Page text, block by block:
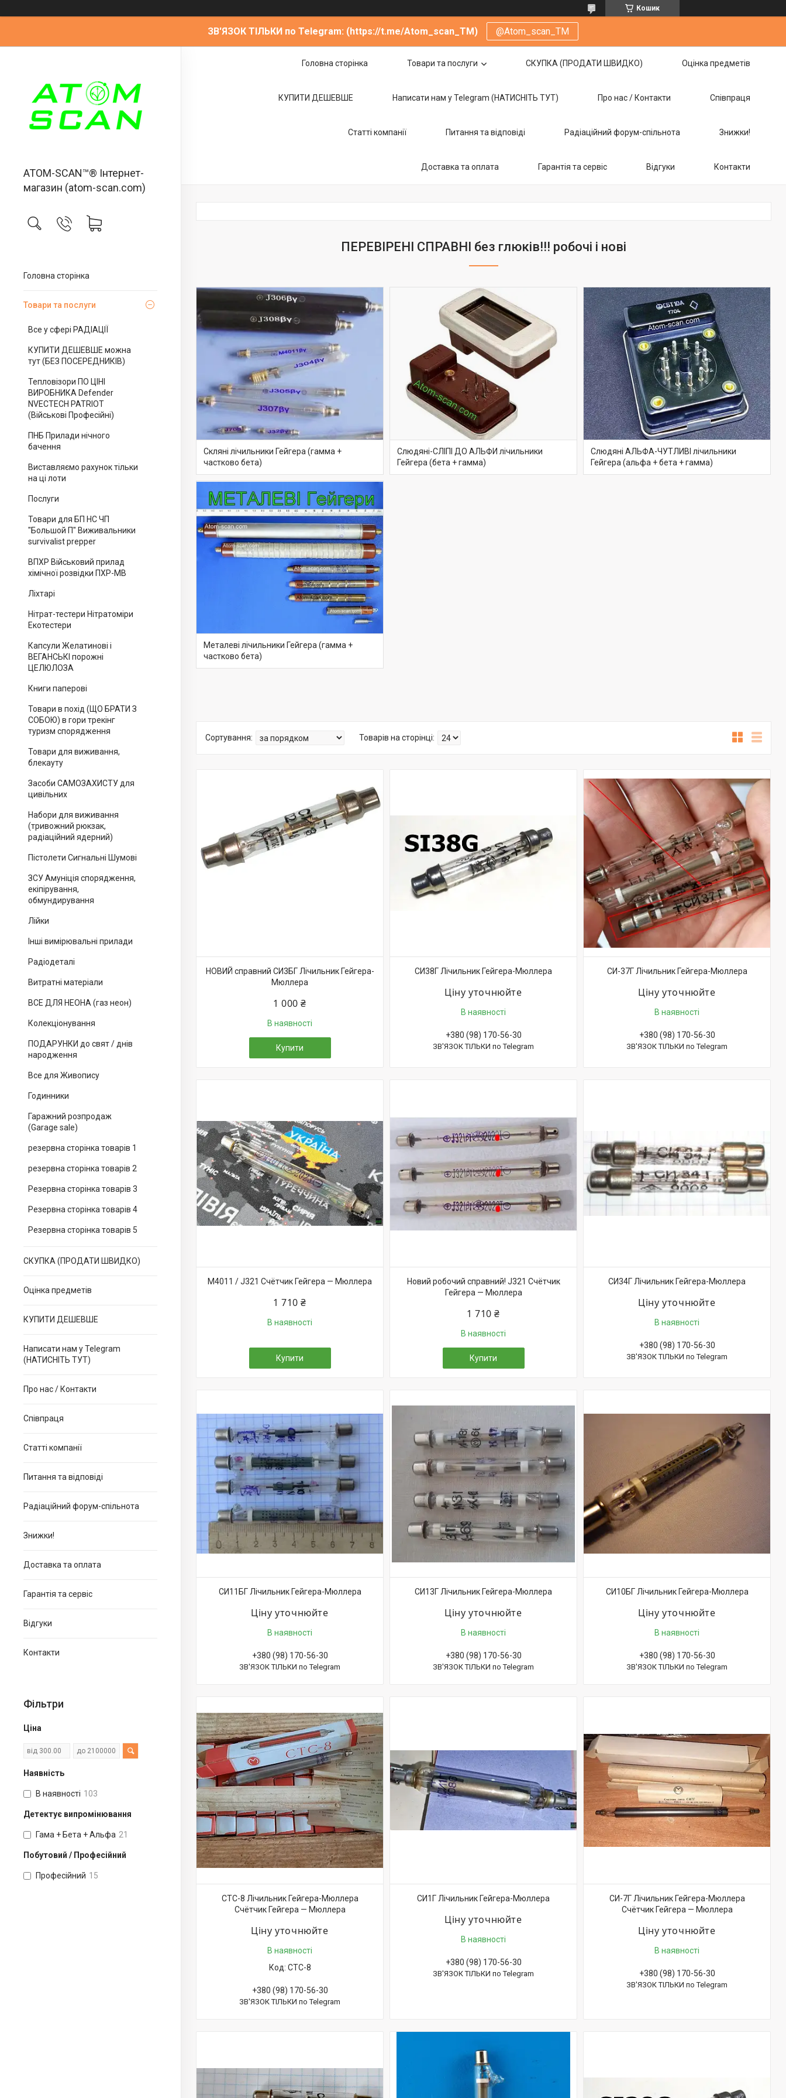
Кошик
ЗВ'ЯЗОК ТІЛЬКИ по Telegram: (https://t.me/Atom_scan_TM) @Atom_scan_TM
ATOM-SCAN™® Інтернет-
магазин (atom-scan.com)
Головна сторінка
Товари та послуги
Все у сфері РАДІАЦІЇ
КУПИТИ ДЕШЕВШЕ можна
тут (БЕЗ ПОСЕРЕДНИКІВ)
Тепловізори ПО ЦІНІ
ВИРОБНИКА Defender
NVECTECH PATRIOT
(Військові Професійні)
ПНБ Прилади нічного
бачення
Виставляємо рахунок тільки
на ці лоти
Послуги
Товари для БП НС ЧП
"Большой П" Виживальники
survivalist prepper
ВПХР Військовий прилад
хімічної розвідки ПХР-МВ
Ліхтарі
Нітрат-тестери Нітратоміри
Екотестери
Капсули Желатинові і
ВЕГАНСЬКІ порожні
ЦЕЛЮЛОЗА
Книги паперові
Товари в похід (ЩО БРАТИ З
СОБОЮ) в гори трекінг
туризм спорядження
Товари для виживання,
блекауту
Засоби САМОЗАХИСТУ для
цивільних
Набори для виживання
(тривожний рюкзак,
радіаційний ядерний)
Пістолети Сигнальні Шумові
ЗСУ Амуніція спорядження,
екіпірування,
обмундирування
Лійки
Інші вимірювальні прилади
Радіодеталі
Витратні матеріали
ВСЕ ДЛЯ НЕОНА (газ неон)
Колекціонування
ПОДАРУНКИ до свят / днів
народження
Все для Живопису
Годинники
Гаражний розпродаж
(Garage sale)
резервна сторінка товарів 1
резервна сторінка товарів 2
Резервна сторінка товарів 3
Резервна сторінка товарів 4
Резервна сторінка товарів 5
СКУПКА (ПРОДАТИ ШВИДКО)
Оцінка предметів
КУПИТИ ДЕШЕВШЕ
Написати нам у Telegram
(НАТИСНІТЬ ТУТ)
Про нас / Контакти
Співпраця
Статті компанії
Питання та відповіді
Радіаційний форум-спільнота
Знижки!
Доставка та оплата
Гарантія та сервіс
Відгуки
Контакти
Фільтри
Ціна
Наявність
В наявності 103
Детектує випромінювання
Гама + Бета + Альфа 21
Побутовий / Професійний
Професійний 15
Головна сторінка Товари та послуги СКУПКА (ПРОДАТИ ШВИДКО) Оцінка предметів
КУПИТИ ДЕШЕВШЕ Написати нам у Telegram (НАТИСНІТЬ ТУТ) Про нас / Контакти Співпраця
Статті компанії Питання та відповіді Радіаційний форум-спільнота Знижки!
Доставка та оплата Гарантія та сервіс Відгуки Контакти
ПЕРЕВІРЕНІ СПРАВНІ без глюків!!! робочі і нові
Скляні лічильники Гейгера (гамма +
частково бета)
Слюдяні-СЛІПІ ДО АЛЬФИ лічильники
Гейгера (бета + гамма)
Слюдяні АЛЬФА-ЧУТЛИВІ лічильники
Гейгера (альфа + бета + гамма)
Металеві лічильники Гейгера (гамма +
частково бета)
НОВИЙ справний СИ3БГ Лічильник Гейгера-
Мюллера
1 000 ₴
В наявності
Купити
СИ38Г Лічильник Гейгера-Мюллера
Ціну уточнюйте
В наявності
+380 (98) 170-56-30
ЗВ'ЯЗОК ТІЛЬКИ по Telegram
СИ-37Г Лічильник Гейгера-Мюллера
Ціну уточнюйте
В наявності
+380 (98) 170-56-30
ЗВ'ЯЗОК ТІЛЬКИ по Telegram
M4011 / J321 Счётчик Гейгера — Мюллера
1 710 ₴
В наявності
Купити
Новий робочий справний! J321 Счётчик
Гейгера — Мюллера
1 710 ₴
В наявності
Купити
СИ34Г Лічильник Гейгера-Мюллера
Ціну уточнюйте
В наявності
+380 (98) 170-56-30
ЗВ'ЯЗОК ТІЛЬКИ по Telegram
СИ11БГ Лічильник Гейгера-Мюллера
Ціну уточнюйте
В наявності
+380 (98) 170-56-30
ЗВ'ЯЗОК ТІЛЬКИ по Telegram
СИ13Г Лічильник Гейгера-Мюллера
Ціну уточнюйте
В наявності
+380 (98) 170-56-30
ЗВ'ЯЗОК ТІЛЬКИ по Telegram
СИ10БГ Лічильник Гейгера-Мюллера
Ціну уточнюйте
В наявності
+380 (98) 170-56-30
ЗВ'ЯЗОК ТІЛЬКИ по Telegram
СТС-8 Лічильник Гейгера-Мюллера
Счётчик Гейгера — Мюллера
Ціну уточнюйте
В наявності
СТС-8
+380 (98) 170-56-30
ЗВ'ЯЗОК ТІЛЬКИ по Telegram
СИ1Г Лічильник Гейгера-Мюллера
Ціну уточнюйте
В наявності
+380 (98) 170-56-30
ЗВ'ЯЗОК ТІЛЬКИ по Telegram
СИ-7Г Лічильник Гейгера-Мюллера
Счётчик Гейгера — Мюллера
Ціну уточнюйте
В наявності
+380 (98) 170-56-30
ЗВ'ЯЗОК ТІЛЬКИ по Telegram